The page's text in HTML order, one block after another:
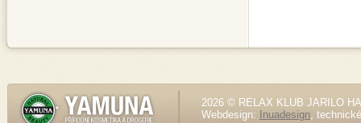
2026 © RELAX KLUB JARILO
Webdesign:
Inuadesign,